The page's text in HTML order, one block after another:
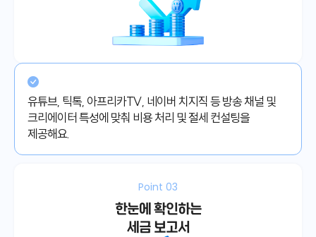
유튜브, 틱톡, 아프리카TV, 네이버 치지직 등 방송 채널 및
크리에이터 특성에 맞춰 비용 처리 및 절세 컨설팅을
제공해요.
Point 03
한눈에 확인하는
세금 보고서